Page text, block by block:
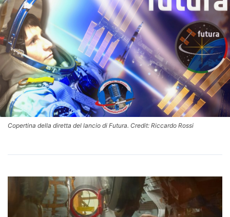
Copertina della diretta del lancio di Futura. Credit: Riccardo Rossi